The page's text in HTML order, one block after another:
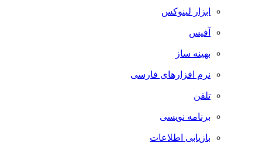
ابزار لینوکس
آفیس
بهینه ساز
نرم افزارهای فارسی
تلفن
برنامه نویسی
بازیابی اطلاعات